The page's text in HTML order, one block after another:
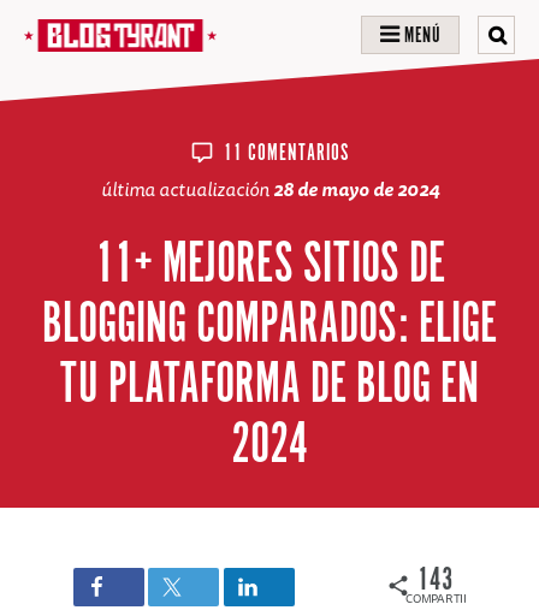
MENÚ
11 COMENTARIOS
última actualización28 de mayo de 2024
11+ MEJORES SITIOS DE
BLOGGING COMPARADOS: ELIGE
TU PLATAFORMA DE BLOG EN
2024
COMPARTIDOS
143